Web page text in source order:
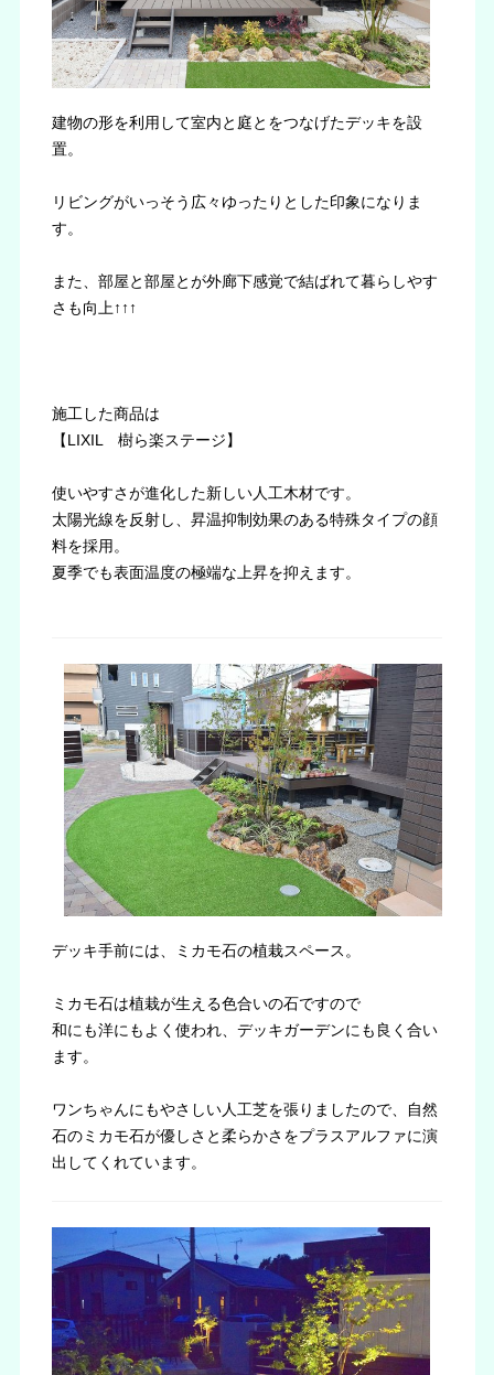
建物の形を利用して室内と庭とをつなげたデッキを設
置。
リビングがいっそう広々ゆったりとした印象になりま
す。
また、部屋と部屋とが外廊下感覚で結ばれて暮らしやす
さも向上↑↑↑
施工した商品は
【LIXIL 樹ら楽ステージ】
使いやすさが進化した新しい人工木材です。
太陽光線を反射し、昇温抑制効果のある特殊タイプの顔
料を採用。
夏季でも表面温度の極端な上昇を抑えます。
デッキ手前には、ミカモ石の植栽スペース。
ミカモ石は植栽が生える色合いの石ですので
和にも洋にもよく使われ、デッキガーデンにも良く合い
ます。
ワンちゃんにもやさしい人工芝を張りましたので、自然
石のミカモ石が優しさと柔らかさをプラスアルファに演
出してくれています。